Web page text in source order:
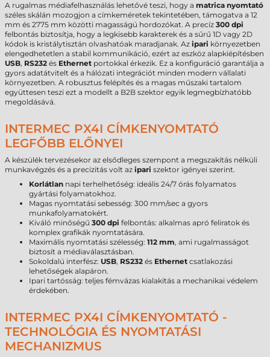
A rugalmas médiafelhasználás lehetővé teszi, hogy a matrica nyomtató
széles skálán mozogjon a címkeméretek tekintetében, támogatva a 12
mm és 2775 mm közötti magasságú hordozókat. A precíz 300 dpi
felbontás biztosítja, hogy a legkisebb karakterek és a sűrű 1D vagy 2D
kódok is kristálytisztán olvashatóak maradjanak. Az ipari környezetben
elengedhetetlen a stabil kommunikáció, ezért az eszköz alapkiépítésben
USB, RS232 és Ethernet portokkal érkezik. Ez a konfiguráció garantálja a
gyors adatátvitelt és a hálózati integrációt minden modern vállalati
környezetben. A robusztus felépítés és a magas műszaki tartalom
együttesen teszi ezt a modellt a B2B szektor egyik legmegbízhatóbb
megoldásává.
INTERMEC PX4I CÍMKENYOMTATÓ
LEGFŐBB ELŐNYEI
A készülék tervezésekor az elsődleges szempont a megszakítás nélküli
munkavégzés és a precizitás volt az ipari szektor igényei szerint.
Korlátlan napi terhelhetőség: ideális 24/7 órás folyamatos
gyártási folyamatokhoz.
Magas nyomtatási sebesség: 300 mm/sec a gyors
munkafolyamatokért.
Kiváló minőségű 300 dpi felbontás: alkalmas apró feliratok és
komplex grafikák nyomtatására.
Maximális nyomtatási szélesség: 112 mm, ami rugalmasságot
biztosít a médiaválasztásban.
Sokoldalú interfész: USB, RS232 és Ethernet csatlakozási
lehetőségek alapáron.
Ipari tartósság: teljes fémvázas kialakítás a mechanikai védelem
érdekében.
INTERMEC PX4I CÍMKENYOMTATÓ -
TECHNOLÓGIA ÉS NYOMTATÁSI
MECHANIZMUS